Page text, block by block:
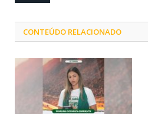
CONTEÚDO RELACIONADO